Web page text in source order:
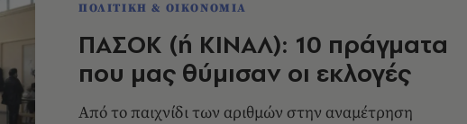
ΠΟΛΙΤΙΚΗ & ΟΙΚΟΝΟΜΙΑ
ΠΑΣΟΚ (ή ΚΙΝΑΛ): 10 πράγματα
που μας θύμισαν οι εκλογές
Από το παιχνίδι των αριθμών στην αναμέτρηση